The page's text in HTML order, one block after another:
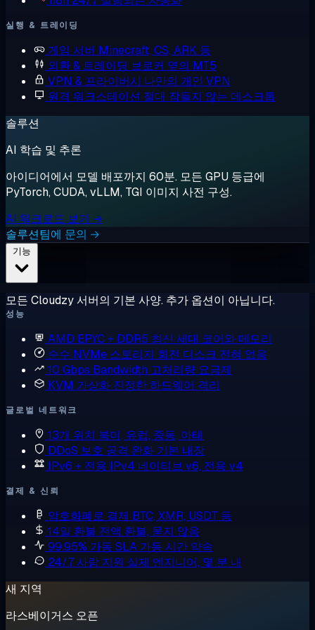
실행 & 트레이딩
게임 서버 Minecraft, CS, ARK 등
외환 & 트레이딩 브로커 옆의 MT5
VPN & 프라이버시 나만의 개인 VPN
원격 워크스테이션 절대 잠들지 않는 데스크톱
솔루션
AI 학습 및 추론
아이디어에서 모델 배포까지 60분. 모든 GPU 등급에
PyTorch, CUDA, vLLM, TGI 이미지 사전 구성.
AI 워크로드 보기 →
솔루션팀에 문의 →
모든 Cloudzy 서버의 기본 사양. 추가 옵션이 아닙니다.
성능
AMD EPYC + DDR5 최신 세대 코어와 메모리
순수 NVMe 스토리지 회전 디스크 전혀 없음
10 Gbps Bandwidth 고처리량 요금제
KVM 가상화 진정한 하드웨어 격리
글로벌 네트워크
13개 위치 북미, 유럽, 중동, 아태
DDoS 보호 공격 완화 기본 내장
IPv6 + 전용 IPv4 네이티브 v6, 전용 v4
결제 & 신뢰
암호화폐로 결제 BTC, XMR, USDT 등
14일 환불 전액 환불, 묻지 않음
99.95% 가동 SLA 가동 시간 약속
24/7 사람 지원 실제 엔지니어, 몇 분 내
새 지역
라스베이거스 오픈